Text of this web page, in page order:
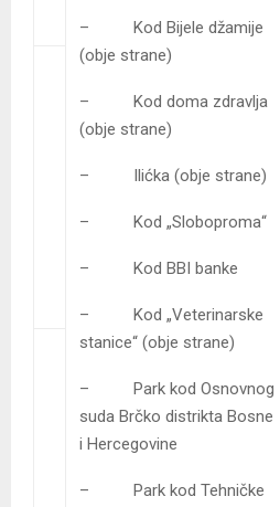
– Kod Bijele džamije
(obje strane)
– Kod doma zdravlja
(obje strane)
– Ilićka (obje strane)
– Kod „Sloboproma“
– Kod BBI banke
– Kod „Veterinarske
stanice“ (obje strane)
– Park kod Osnovnog
suda Brčko distrikta Bosne
i Hercegovine
– Park kod Tehničke